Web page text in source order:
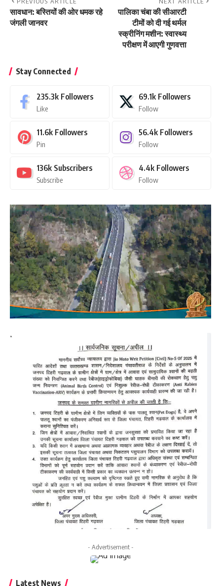
सावधान: बस्तियों की ओर धमक रहे
जंगली जानवर
पालिका चंबा की सीआरटी
टीमों को दी गई थर्मल
स्क्रीनिंग मशीन: स्वास्थ्य
परीक्षण में आएगी गुणवत्ता
Stay Connected
235.3k Followers
Like
69.1k Followers
Follow
11.6k Followers
Pin
56.4k Followers
Follow
136k Subscribers
Subscribe
4.4k Followers
Follow
- Advertisement -
Latest News